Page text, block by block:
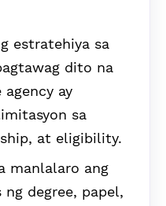
estratehiya sa
dito na
ay
sa
at eligibility.
manlalaro ang
degree, papel,